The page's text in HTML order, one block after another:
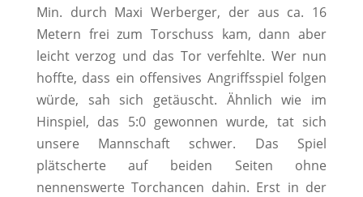
Min. durch Maxi Werberger, der aus ca. 16
Metern frei zum Torschuss kam, dann aber
leicht verzog und das Tor verfehlte. Wer nun
hoffte, dass ein offensives Angriffsspiel folgen
würde, sah sich getäuscht. Ähnlich wie im
Hinspiel, das 5:0 gewonnen wurde, tat sich
unsere Mannschaft schwer. Das Spiel
plätscherte auf beiden Seiten ohne
nennenswerte Torchancen dahin. Erst in der